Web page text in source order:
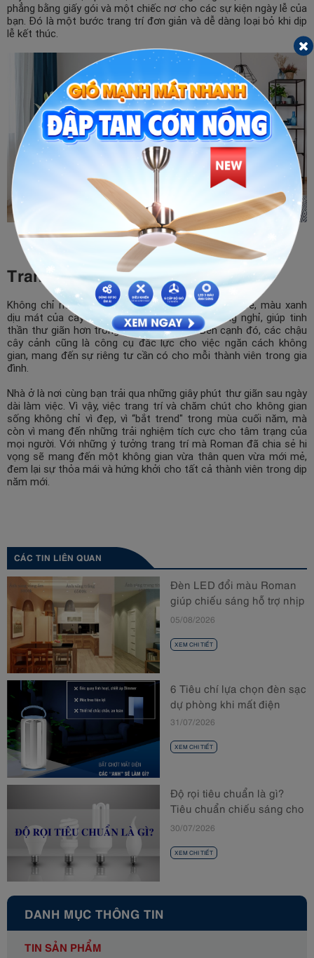
phẳng bằng giấy gói và một chiếc nơ cho các sự kiện ngày lễ của
bạn. Đó là một bước trang trí đơn giản và dễ dàng loại bỏ khi dịp
lễ kết thúc.
Nguồn ảnh: Internet
Trang trí cây xanh
Không chỉ mang lại những mặt lợi về mặt sức khoẻ, màu xanh
dịu mát của cây cối còn mang lại những khoảng nghỉ, giúp tinh
thần thư giãn hơn trong dịp lễ cuối năm. Bên cạnh đó, các chậu
cây cảnh cũng là công cụ đắc lực cho việc ngăn cách không
gian, mang đến sự riêng tư cần có cho mỗi thành viên trong gia
đình.
Nhà ở là nơi cùng bạn trải qua những giây phút thư giãn sau ngày
dài làm việc. Vì vậy, việc trang trí và chăm chút cho không gian
sống không chỉ vì đẹp, vì “bắt trend" trong mùa cuối năm, mà
còn vì mang đến những trải nghiệm tích cực cho tâm trạng của
mọi người. Với những ý tưởng trang trí mà Roman đã chia sẻ hi
vọng sẽ mang đến một không gian vừa thân quen vừa mới mẻ,
đem lại sự thỏa mái và hứng khởi cho tất cả thành viên trong dịp
năm mới.
CÁC TIN LIÊN QUAN
Đèn LED đổi màu Roman
giúp chiếu sáng hỗ trợ nhịp
sinh học
05/08/2026
XEM CHI TIẾT
6 Tiêu chí lựa chọn đèn sạc
dự phòng khi mất điện
31/07/2026
XEM CHI TIẾT
Độ rọi tiêu chuẩn là gì?
Tiêu chuẩn chiếu sáng cho
từng không gian
30/07/2026
XEM CHI TIẾT
DANH MỤC THÔNG TIN
TIN SẢN PHẨM